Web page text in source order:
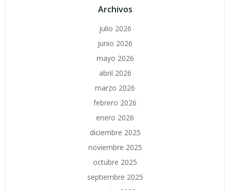
Archivos
julio 2026
junio 2026
mayo 2026
abril 2026
marzo 2026
febrero 2026
enero 2026
diciembre 2025
noviembre 2025
octubre 2025
septiembre 2025